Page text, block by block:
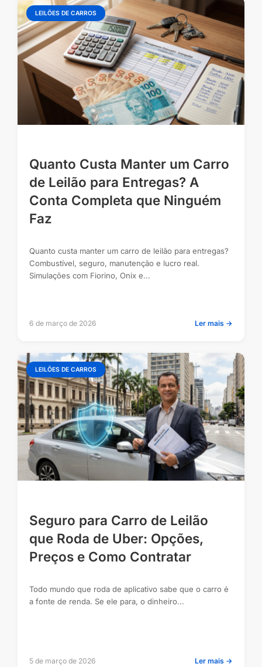
LEILÕES DE CARROS
Quanto Custa Manter um Carro
de Leilão para Entregas? A
Conta Completa que Ninguém
Faz
Quanto custa manter um carro de leilão para entregas?
Combustível, seguro, manutenção e lucro real.
Simulações com Fiorino, Onix e...
6 de março de 2026 Ler mais →
LEILÕES DE CARROS
Seguro para Carro de Leilão
que Roda de Uber: Opções,
Preços e Como Contratar
Todo mundo que roda de aplicativo sabe que o carro é
a fonte de renda. Se ele para, o dinheiro...
5 de março de 2026 Ler mais →